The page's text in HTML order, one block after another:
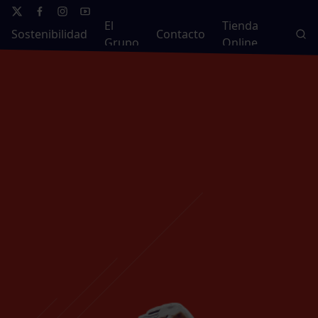
Sostenibilidad
El
Grupo
Contacto
Tienda
Online